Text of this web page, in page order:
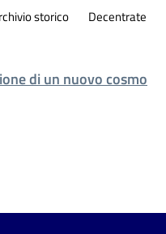
storico Decentrate
di un nuovo cosmo